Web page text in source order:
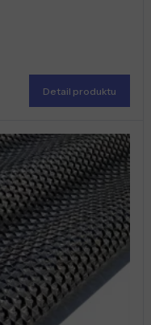
Detail produktu